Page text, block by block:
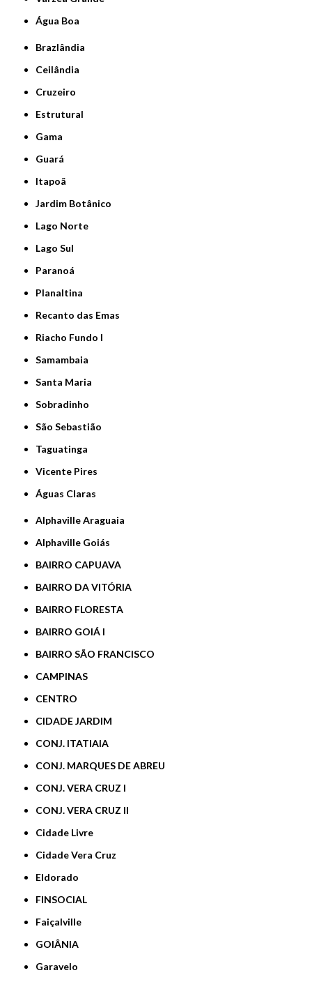
Água Boa
Brazlândia
Ceilândia
Cruzeiro
Estrutural
Gama
Guará
Itapoã
Jardim Botânico
Lago Norte
Lago Sul
Paranoá
Planaltina
Recanto das Emas
Riacho Fundo I
Samambaia
Santa Maria
Sobradinho
São Sebastião
Taguatinga
Vicente Pires
Águas Claras
Alphaville Araguaia
Alphaville Goiás
BAIRRO CAPUAVA
BAIRRO DA VITÓRIA
BAIRRO FLORESTA
BAIRRO GOIÁ I
BAIRRO SÃO FRANCISCO
CAMPINAS
CENTRO
CIDADE JARDIM
CONJ. ITATIAIA
CONJ. MARQUES DE ABREU
CONJ. VERA CRUZ I
CONJ. VERA CRUZ II
Cidade Livre
Cidade Vera Cruz
Eldorado
FINSOCIAL
Faiçalville
GOIÂNIA
Garavelo